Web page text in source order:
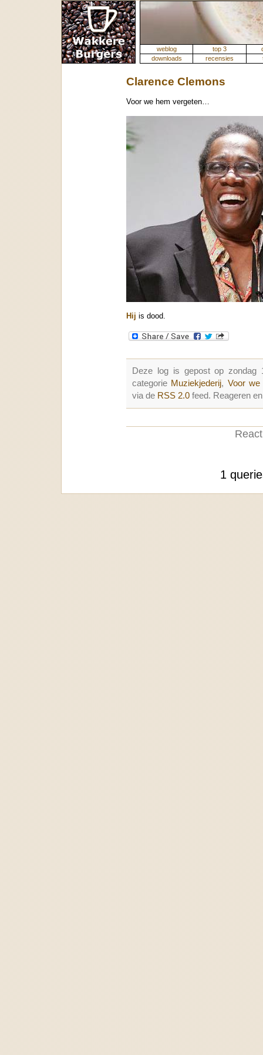
weblog top 3
downloads
recensies
Clarence Clemons
Voor we hem vergeten…
Hij is dood.
Deze log is gepost op zondag
categorie Muziekjederij, Voor we
via de RSS 2.0 feed. Reageren
1